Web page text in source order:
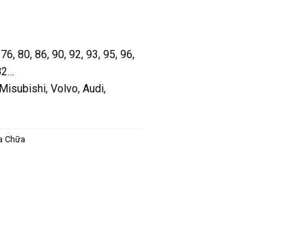
80, 86, 90, 92, 93, 95, 96,
Volvo, Audi,
Chữa